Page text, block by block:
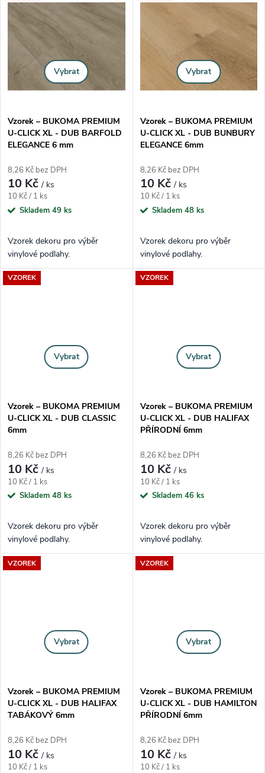
Vybrat
Vzorek – BUKOMA PREMIUM
U-CLICK XL - DUB BARFOLD
ELEGANCE 6 mm
8,26 Kč bez DPH
10 Kč/ ks
Měrná cena:
10 Kč / 1 ks
Skladem 49 ks
Vzorek dekoru pro výběr
vinylové podlahy.
Vybrat
Vzorek – BUKOMA PREMIUM
U-CLICK XL - DUB BUNBURY
ELEGANCE 6mm
8,26 Kč bez DPH
10 Kč/ ks
Měrná cena:
10 Kč / 1 ks
Skladem 48 ks
Vzorek dekoru pro výběr
vinylové podlahy.
VZOREK
Vybrat
Vzorek – BUKOMA PREMIUM
U-CLICK XL - DUB CLASSIC
6mm
8,26 Kč bez DPH
10 Kč/ ks
Měrná cena:
10 Kč / 1 ks
Skladem 48 ks
Vzorek dekoru pro výběr
vinylové podlahy.
VZOREK
Vybrat
Vzorek – BUKOMA PREMIUM
U-CLICK XL - DUB HALIFAX
PŘÍRODNÍ 6mm
8,26 Kč bez DPH
10 Kč/ ks
Měrná cena:
10 Kč / 1 ks
Skladem 46 ks
Vzorek dekoru pro výběr
vinylové podlahy.
VZOREK
Vybrat
Vzorek – BUKOMA PREMIUM
U-CLICK XL - DUB HALIFAX
TABÁKOVÝ 6mm
8,26 Kč bez DPH
10 Kč/ ks
Měrná cena:
10 Kč / 1 ks
VZOREK
Vybrat
Vzorek – BUKOMA PREMIUM
U-CLICK XL - DUB HAMILTON
PŘÍRODNÍ 6mm
8,26 Kč bez DPH
10 Kč/ ks
Měrná cena:
10 Kč / 1 ks